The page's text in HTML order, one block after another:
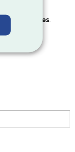
obligatoires.